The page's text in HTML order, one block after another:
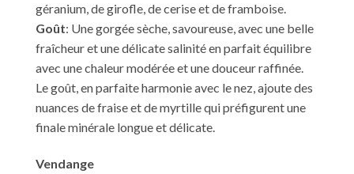
géranium, de girofle, de cerise et de framboise.
Goût: Une gorgée sèche, savoureuse, avec une belle
fraîcheur et une délicate salinité en parfait équilibre
avec une chaleur modérée et une douceur raffinée.
Le goût, en parfaite harmonie avec le nez, ajoute des
nuances de fraise et de myrtille qui préfigurent une
finale minérale longue et délicate.
Vendange